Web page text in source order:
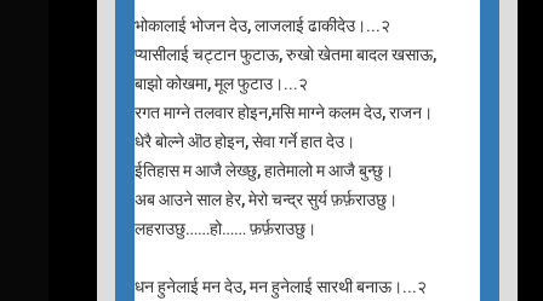
भोकालाई भोजन देउ, लाजलाई ढाकीदेउ।...२
प्यासीलाई चट्टान फुटाऊ, रुखो खेतमा बादल खसाऊ,
बाझो कोखमा, मूल फुटाउ।...२
रगत माग्ने तलवार होइन,मसि माग्ने कलम देउ, राजन।
धेरै बोल्ने ऒठ होइन, सेवा गर्ने हात देउ।
ईतिहास म आजै लेख्छु, हातेमालो म आजै बुन्छु।
अब आउने साल हेर, मेरो चन्द्र सुर्य फ़र्फ़राउछु।
लहराउछु……हो…… फ़र्फ़राउछु।
धन हुनेलाई मन देउ, मन हुनेलाई सारथी बनाऊ।...२